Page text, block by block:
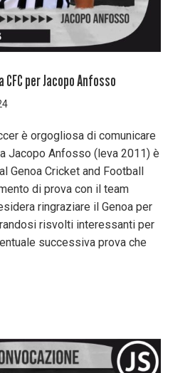
CFC per Jacopo Anfosso
è orgogliosa di comunicare
Jacopo Anfosso (leva 2011) è
Genoa Cricket and Football
di prova con il team
ringraziare il Genoa per
risvolti interessanti per
successiva prova che